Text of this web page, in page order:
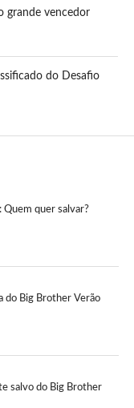
grande vencedor
do Desafio
Quem quer salvar?
do Big Brother Verão
salvo do Big Brother